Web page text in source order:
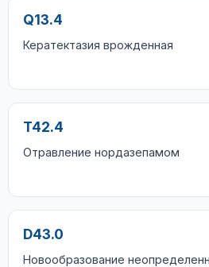
Q13.4
Кератектазия врожденная
T42.4
Отравление нордазепамом
D43.0
Новообразование